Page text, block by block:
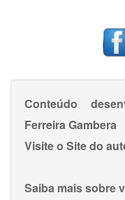
Conteúdo
Ferreira Gambera
Visite o Site do
Saiba mais sobre